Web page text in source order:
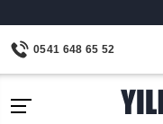
0541 648 65 52